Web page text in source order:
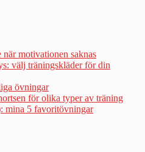
motivationen saknas
välj träningskläder för din
övningar
för olika typer av träning
mina 5 favoritövningar